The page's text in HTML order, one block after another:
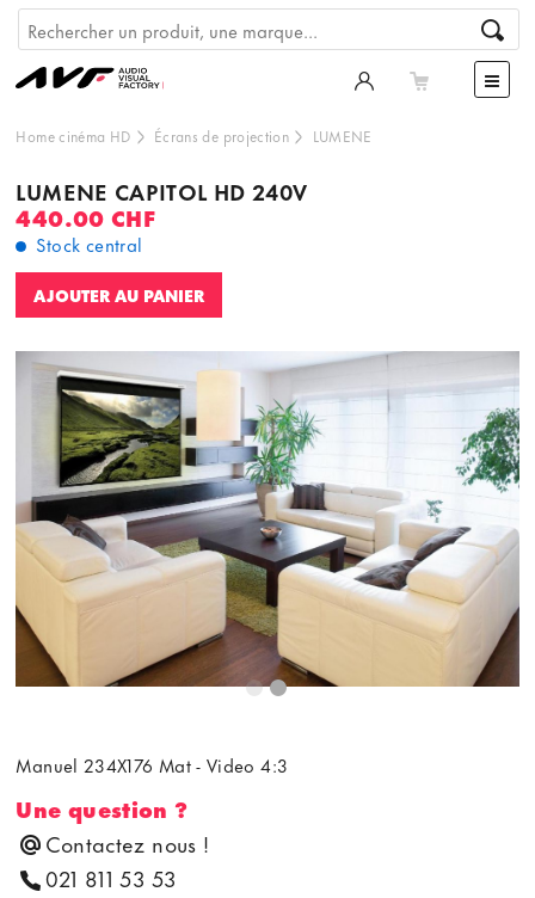
Home cinéma HD Écrans de projection LUMENE
LUMENE CAPITOL HD 240V
440.00 CHF
Stock central
AJOUTER AU PANIER
Manuel 234X176 Mat - Video 4:3
Une question ?
Contactez nous !
021 811 53 53